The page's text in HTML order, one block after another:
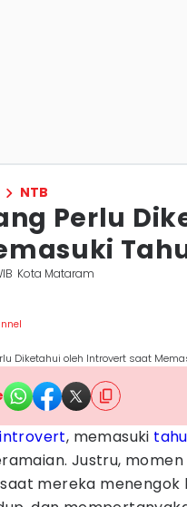
NTB
Perlu
Kota Mataram
Diketahui oleh Introvert saat
introvert, memasuki
Justru,
mereka menengok